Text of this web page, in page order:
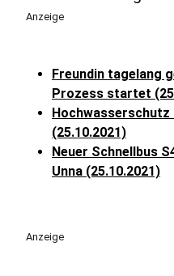
Anzeige
Freundin tagelang
Prozess startet
Hochwasserschutz
(25.10.2021)
Neuer Schnellbus
Unna (25.10.2021)
Anzeige